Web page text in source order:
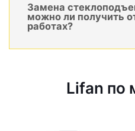
Замена
можно ли получить
работах?
Lifan по